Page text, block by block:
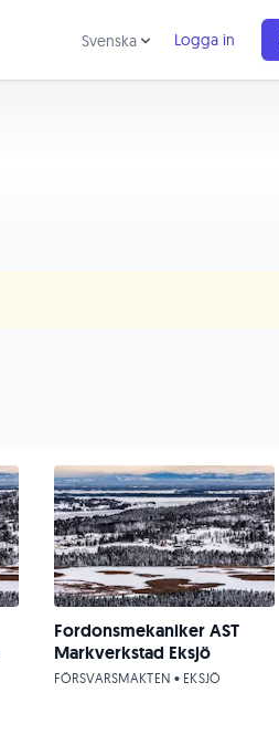
Svenska Logga in
Fordonsmekaniker AST
Markverkstad Eksjö
FÖRSVARSMAKTEN • EKSJÖ